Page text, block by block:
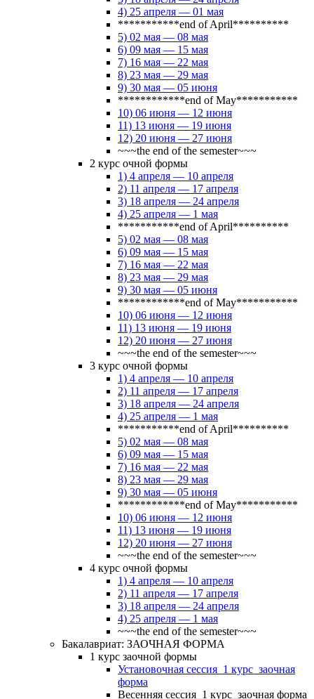
4) 25 апреля — 01 мая
***********end of April**********
5) 02 мая — 08 мая
6) 09 мая — 15 мая
7) 16 мая — 22 мая
8) 23 мая — 29 мая
9) 30 мая — 05 июня
************end of May***********
10) 06 июня — 12 июня
11) 13 июня — 19 июня
12) 20 июня — 27 июня
~~~the end of the semester~~~
2 курс очной формы
1) 4 апреля — 10 апреля
2) 11 апреля — 17 апреля
3) 18 апреля — 24 апреля
4) 25 апреля — 1 мая
***********end of April**********
5) 02 мая — 08 мая
6) 09 мая — 15 мая
7) 16 мая — 22 мая
8) 23 мая — 29 мая
9) 30 мая — 05 июня
************end of May***********
10) 06 июня — 12 июня
11) 13 июня — 19 июня
12) 20 июня — 27 июня
~~~the end of the semester~~~
3 курс очной формы
1) 4 апреля — 10 апреля
2) 11 апреля — 17 апреля
3) 18 апреля — 24 апреля
4) 25 апреля — 1 мая
***********end of April**********
5) 02 мая — 08 мая
6) 09 мая — 15 мая
7) 16 мая — 22 мая
8) 23 мая — 29 мая
9) 30 мая — 05 июня
************end of May***********
10) 06 июня — 12 июня
11) 13 июня — 19 июня
12) 20 июня — 27 июня
~~~the end of the semester~~~
4 курс очной формы
1) 4 апреля — 10 апреля
2) 11 апреля — 17 апреля
3) 18 апреля — 24 апреля
4) 25 апреля — 1 мая
~~~the end of the semester~~~
Бакалавриат: ЗАОЧНАЯ ФОРМА
1 курс заочной формы
Установочная сессия_1 курс_заочная
форма
Весенняя сессия_1 курс_заочная форма